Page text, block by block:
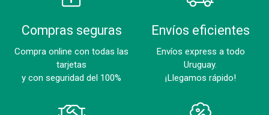
Compras seguras
Compra online con todas las
tarjetas
y con seguridad del 100%
Envíos eficientes
Envíos express a todo
Uruguay.
¡Llegamos rápido!